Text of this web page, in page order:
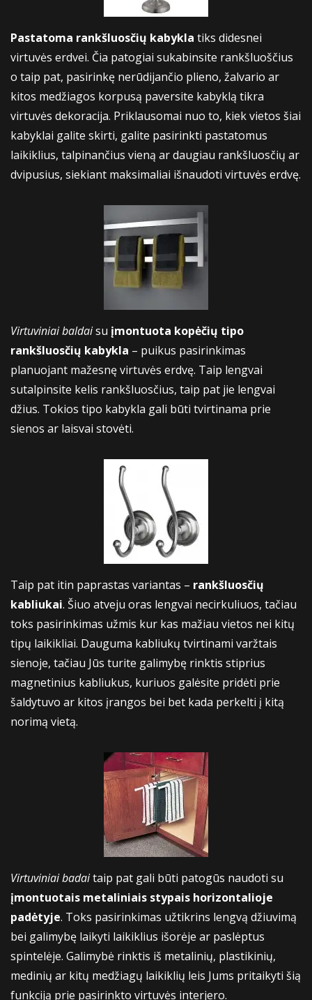
Pastatoma rankšluosčių kabykla tiks didesnei
virtuvės erdvei. Čia patogiai sukabinsite rankšluoščius
o taip pat, pasirinkę nerūdijančio plieno, žalvario ar
kitos medžiagos korpusą paversite kabyklą tikra
virtuvės dekoracija. Priklausomai nuo to, kiek vietos šiai
kabyklai galite skirti, galite pasirinkti pastatomus
laikiklius, talpinančius vieną ar daugiau rankšluosčių ar
dvipusius, siekiant maksimaliai išnaudoti virtuvės erdvę.
Virtuviniai baldaisu įmontuota kopėčių tipo
rankšluosčių kabykla – puikus pasirinkimas
planuojant mažesnę virtuvės erdvę. Taip lengvai
sutalpinsite kelis rankšluosčius, taip pat jie lengvai
džius. Tokios tipo kabykla gali būti tvirtinama prie
sienos ar laisvai stovėti.
Taip pat itin paprastas variantas – rankšluosčių
kabliukai. Šiuo atveju oras lengvai necirkuliuos, tačiau
toks pasirinkimas užmis kur kas mažiau vietos nei kitų
tipų laikikliai. Dauguma kabliukų tvirtinami varžtais
sienoje, tačiau Jūs turite galimybę rinktis stiprius
magnetinius kabliukus, kuriuos galėsite pridėti prie
šaldytuvo ar kitos įrangos bei bet kada perkelti į kitą
norimą vietą.
Virtuviniai badaitaip pat gali būti patogūs naudoti su
įmontuotais metaliniais stypais horizontalioje
padėtyje. Toks pasirinkimas užtikrins lengvą džiuvimą
bei galimybę laikyti laikiklius išorėje ar paslėptus
spintelėje. Galimybė rinktis iš metalinių, plastikinių,
medinių ar kitų medžiagų laikiklių leis Jums pritaikyti šią
funkciją prie pasirinkto virtuvės interjero.